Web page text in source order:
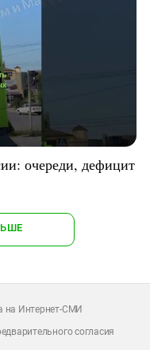
очереди, дефицит
на Интернет-СМИ
согласия